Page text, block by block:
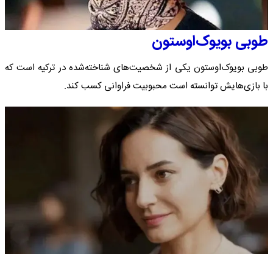
طوبی بویوک‌اوستون
طوبی بویوک‌اوستون یکی از شخصیت‌های شناخته‌شده در ترکیه است که
با بازی‌هایش توانسته است محبوبیت فراوانی کسب کند.